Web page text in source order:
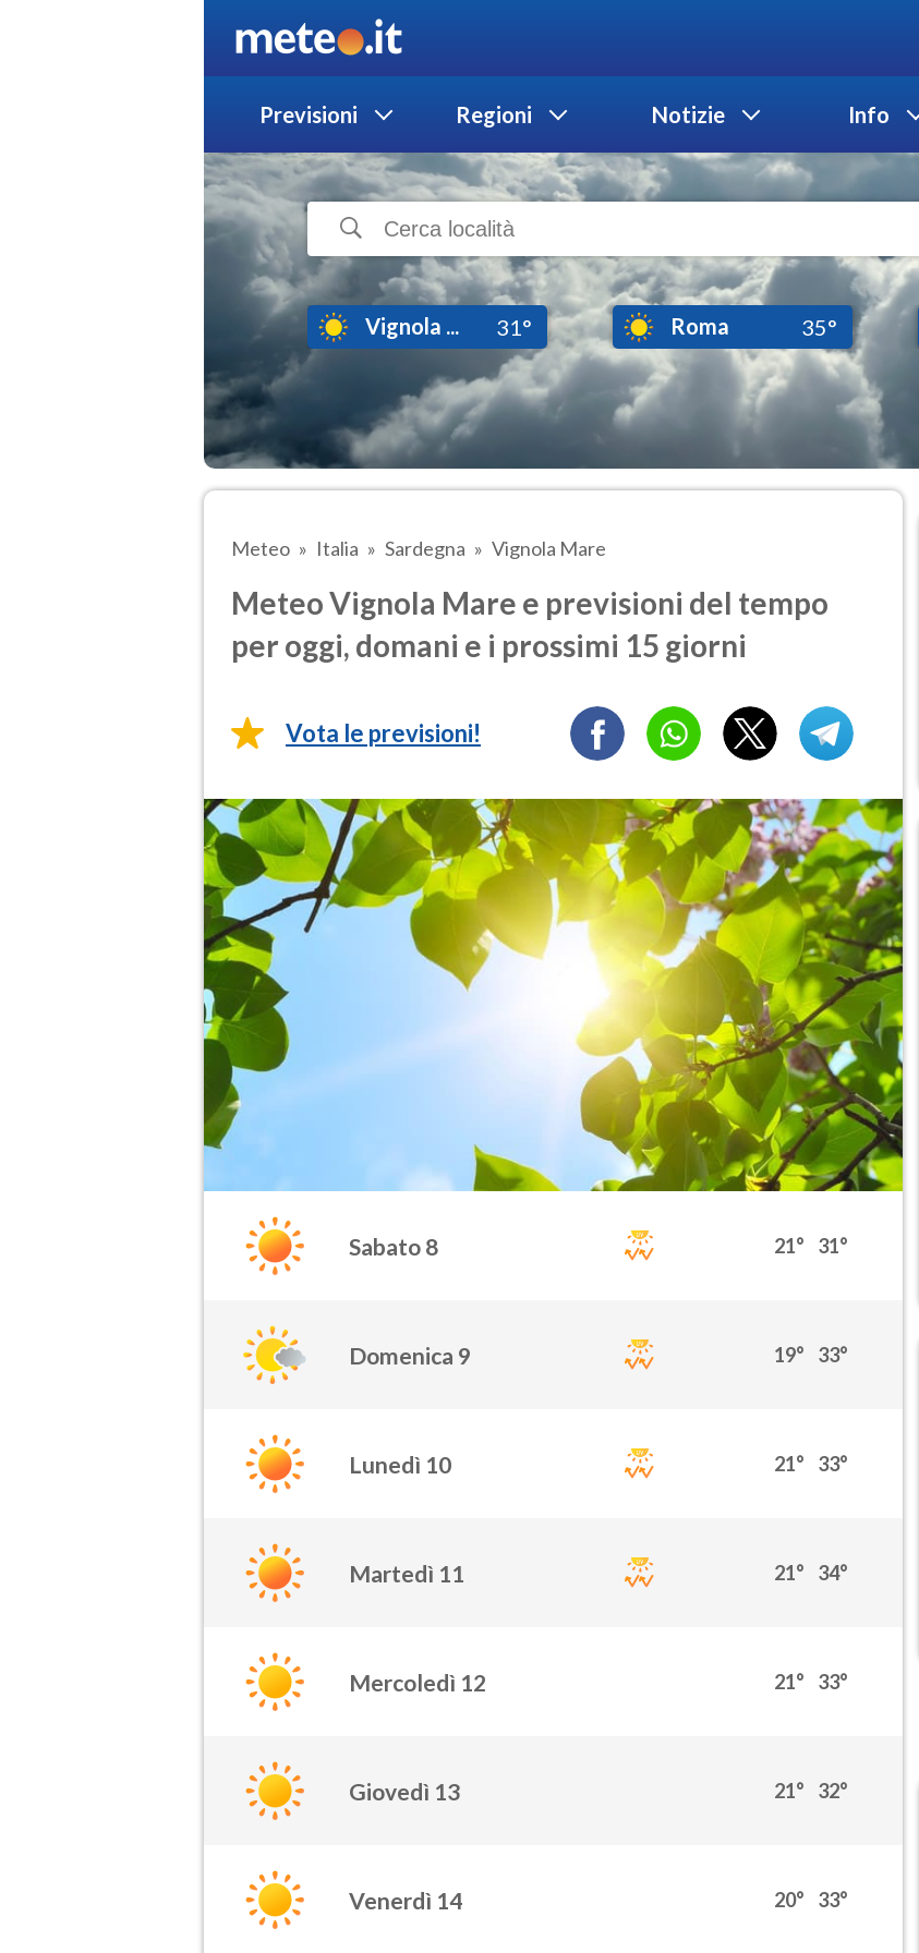
Previsioni Regioni Notizie Info
Vignola ... 31° Roma 35°
Meteo Italia Sardegna Vignola Mare
Meteo Vignola Mare e previsioni del tempo
per oggi, domani e i prossimi 15 giorni
Vota le previsioni!
Sabato 8 21° 31°
Domenica 9 19° 33°
Lunedì 10 21° 33°
Martedì 11 21° 34°
Mercoledì 12 21° 33°
Giovedì 13 21° 32°
Venerdì 14 20° 33°